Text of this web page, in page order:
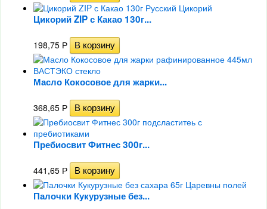
Цикорий ZIP с Какао 130г...
198,75 Р
Масло Кокосовое для жарки...
368,65 Р
Пребиосвит Фитнес 300г...
441,65 Р
Палочки Кукурузные без...